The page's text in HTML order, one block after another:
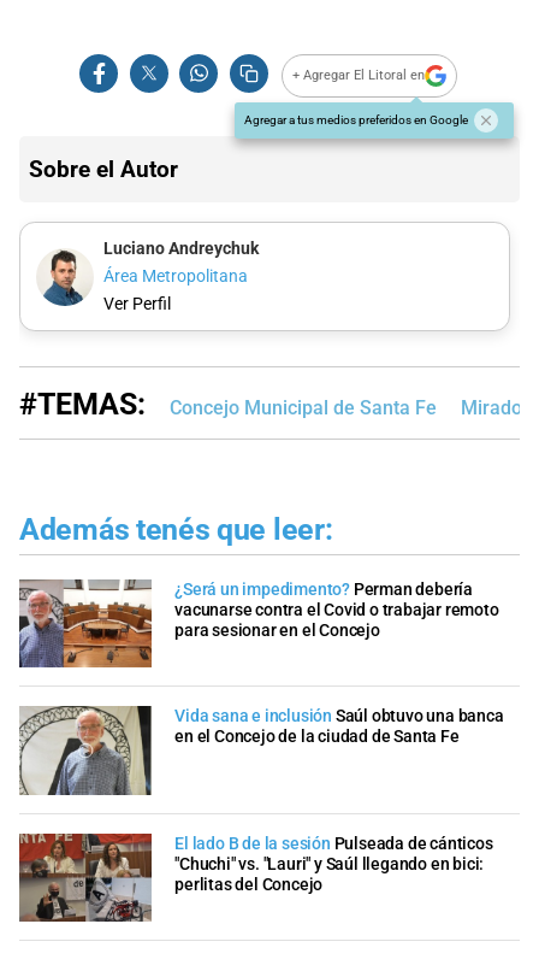
+ Agregar El Litoral en
Agregar a tus medios preferidos en Google
Sobre el Autor
Luciano Andreychuk
Área Metropolitana
Ver Perfil
#TEMAS: Concejo Municipal de Santa Fe Mirador
Además tenés que leer:
¿Será un impedimento? Perman debería
vacunarse contra el Covid o trabajar remoto
para sesionar en el Concejo
Vida sana e inclusión Saúl obtuvo una banca
en el Concejo de la ciudad de Santa Fe
El lado B de la sesión Pulseada de cánticos
"Chuchi" vs. "Lauri" y Saúl llegando en bici:
perlitas del Concejo